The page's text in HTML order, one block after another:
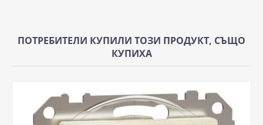
ПОТРЕБИТЕЛИ КУПИЛИ ТОЗИ ПРОДУКТ, СЪЩО
КУПИХА